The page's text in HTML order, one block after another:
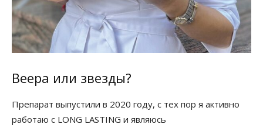
Веера или звезды?
Препарат выпустили в 2020 году, с тех пор я активно
работаю с LONG LASTING и являюсь